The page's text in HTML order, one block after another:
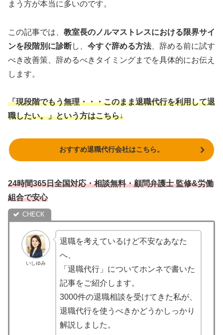
まう方が本当に多いのです。
この記事では、 教室長のノルマストレスにおける限界サイ
ンを段階別に診断し、 今すぐ辞める方法、辞める前に試す
べき改善策、辞めるべきタイミングまでを具体的にお伝え
します。
「現段階でもう無理・・・このまま退職代行を利用して退
職したい。」という方はこちら↓
おすすめ退職代行会社はこちら。
24時間365日全国対応・相談無料・顧問弁護士 監修&労働
組合で安心
いしゆみ
退職を考えているけど不安なあなた
へ、
「退職代行」についてホンネで書いた
記事をご紹介します。
3000件の退職相談を受けてきた私が、
退職代行を使うべきかどうかしっかり
解説しました。